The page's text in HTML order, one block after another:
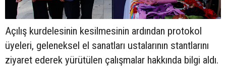
Açılış kurdelesinin kesilmesinin ardından protokol
üyeleri, geleneksel el sanatları ustalarının stantlarını
ziyaret ederek yürütülen çalışmalar hakkında bilgi aldı.